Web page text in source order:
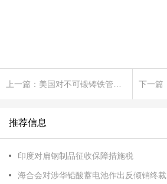
推荐信息
印度对扁钢制品征收保障措施税
海合会对涉华铅酸蓄电池作出反倾销终裁